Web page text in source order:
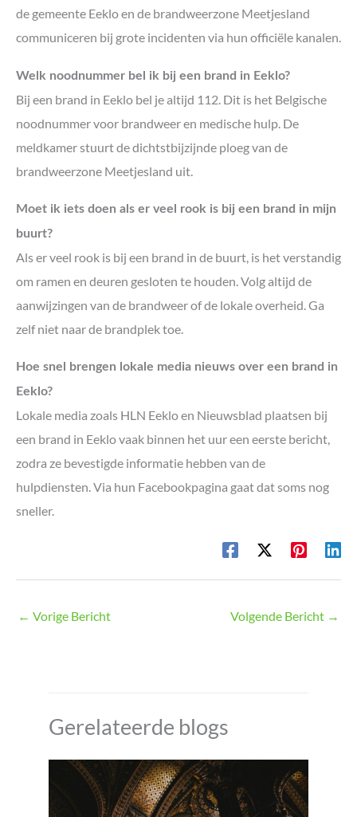
de gemeente Eeklo en de brandweerzone Meetjesland
communiceren bij grote incidenten via hun officiële kanalen.
Welk noodnummer bel ik bij een brand in Eeklo?
Bij een brand in Eeklo bel je altijd 112. Dit is het Belgische
noodnummer voor brandweer en medische hulp. De
meldkamer stuurt de dichtstbijzijnde ploeg van de
brandweerzone Meetjesland uit.
Moet ik iets doen als er veel rook is bij een brand in mijn
buurt?
Als er veel rook is bij een brand in de buurt, is het verstandig
om ramen en deuren gesloten te houden. Volg altijd de
aanwijzingen van de brandweer of de lokale overheid. Ga
zelf niet naar de brandplek toe.
Hoe snel brengen lokale media nieuws over een brand in
Eeklo?
Lokale media zoals HLN Eeklo en Nieuwsblad plaatsen bij
een brand in Eeklo vaak binnen het uur een eerste bericht,
zodra ze bevestigde informatie hebben van de
hulpdiensten. Via hun Facebookpagina gaat dat soms nog
sneller.
← Vorige Bericht Volgende Bericht →
Gerelateerde blogs